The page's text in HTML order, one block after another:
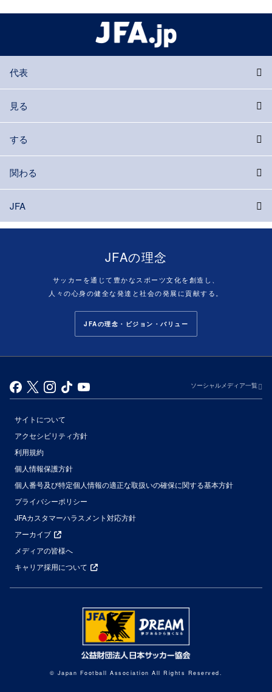
代表
見る
する
関わる
JFA
JFAの理念
サッカーを通じて豊かなスポーツ文化を創造し、
人々の心身の健全な発達と社会の発展に貢献する。
JFAの理念・ビジョン・バリュー
ソーシャルメディア一覧
サイトについて
アクセシビリティ方針
利用規約
個人情報保護方針
個人番号及び特定個人情報の適正な取扱いの確保に関する基本方針
プライバシーポリシー
JFAカスタマーハラスメント対応方針
アーカイブ
メディアの皆様へ
キャリア採用について
© Japan Football Association All Rights Reserved.